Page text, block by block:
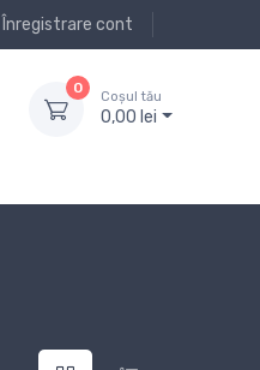
Înregistrare cont
0
Coșul tău
0,00 lei